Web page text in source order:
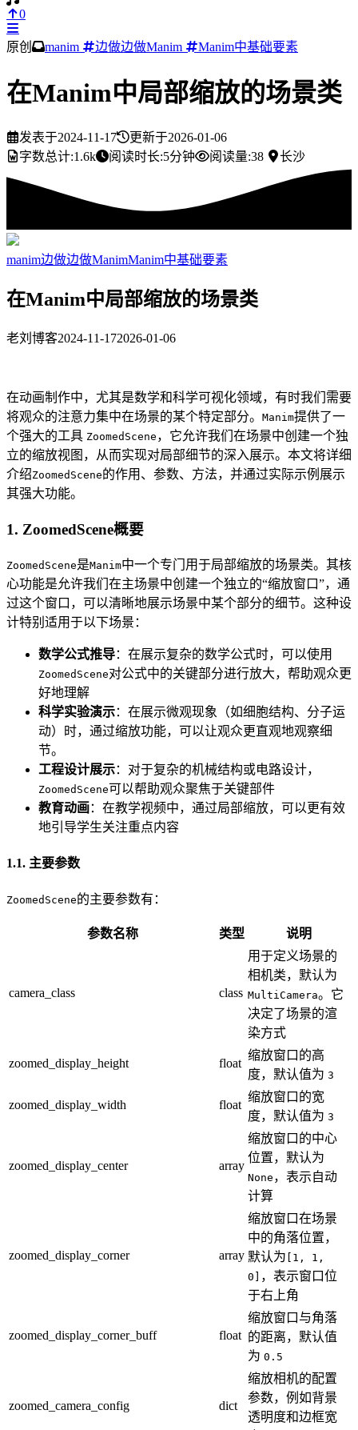
0
原创 manim 边做边做Manim Manim中基础要素
在Manim中局部缩放的场景类
发表于2024-11-17 更新于2026-01-06
字数总计:1.6k 阅读时长:5分钟 阅读量:38 长沙
manim边做边做ManimManim中基础要素
在Manim中局部缩放的场景类
老刘博客2024-11-172026-01-06
在动画制作中，尤其是数学和科学可视化领域，有时我们需要
将观众的注意力集中在场景的某个特定部分。 Manim提供了一
个强大的工具 ZoomedScene ，它允许我们在场景中创建一个独
立的缩放视图，从而实现对局部细节的深入展示。本文将详细
介绍ZoomedScene的作用、参数、方法，并通过实际示例展示
其强大功能。
1. ZoomedScene概要
ZoomedScene是Manim中一个专门用于局部缩放的场景类。其核
心功能是允许我们在主场景中创建一个独立的“缩放窗口”，通
过这个窗口，可以清晰地展示场景中某个部分的细节。这种设
计特别适用于以下场景：
数学公式推导：在展示复杂的数学公式时，可以使用
ZoomedScene对公式中的关键部分进行放大，帮助观众更
好地理解
科学实验演示：在展示微观现象（如细胞结构、分子运
动）时，通过缩放功能，可以让观众更直观地观察细
节。
工程设计展示：对于复杂的机械结构或电路设计，
ZoomedScene可以帮助观众聚焦于关键部件
教育动画：在教学视频中，通过局部缩放，可以更有效
地引导学生关注重点内容
1.1. 主要参数
ZoomedScene的主要参数有：
参数名称 类型 说明
camera_class class
用于定义场景的
相机类，默认为
MultiCamera。它
决定了场景的渲
染方式
zoomed_display_height float
缩放窗口的高
度，默认值为 3
zoomed_display_width float
缩放窗口的宽
度，默认值为 3
zoomed_display_center array
缩放窗口的中心
位置，默认为
None ，表示自动
计算
zoomed_display_corner array
缩放窗口在场景
中的角落位置，
默认为 [1, 1,
0]
，表示窗口位
于右上角
zoomed_display_corner_buff float
缩放窗口与角落
的距离，默认值
为 0.5
zoomed_camera_config dict
缩放相机的配置
参数，例如背景
透明度和边框宽